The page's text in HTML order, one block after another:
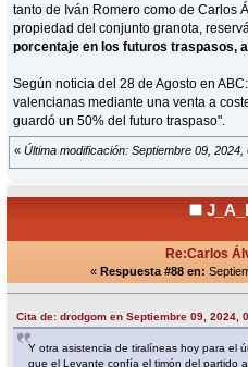
tanto de Iván Romero como de Carlos
propiedad del conjunto granota,
porcentaje en los futuros traspasos,
Según noticia del 28 de Agosto en
valencianas mediante una venta a
guardó un 50% del futuro traspaso".
« Última modificación: Septiembre 09,
Re:Carlos
« Respuesta #88 en:
Cita de: drodgom en Septiembre 09, 2024,
Y otra asistencia de tiralíneas hoy para el
que el Levante confía el timón del partido a